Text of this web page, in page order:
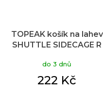
TOPEAK košík na lahev
SHUTTLE SIDECAGE R
do 3 dnů
222 Kč